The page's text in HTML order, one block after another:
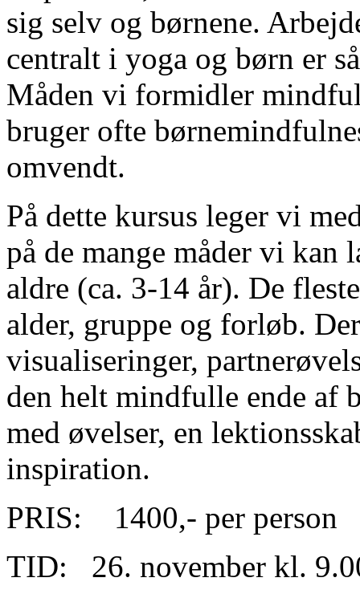
sig selv og børnene.
centralt i yoga og børn er
Måden vi formidler
bruger ofte
omvendt.
På dette kursus leger vi
på de mange måder vi kan
aldre (ca. 3-14 år). De
alder, gruppe og forløb.
visualiseringer,
den helt mindfulle ende af
med øvelser, en
inspiration.
PRIS: 1400,- per person
TID: 26. november kl.